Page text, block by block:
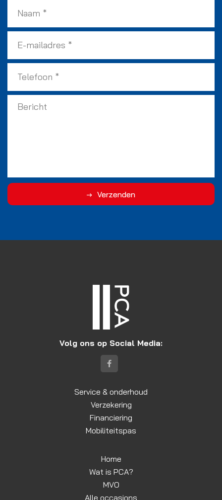
Verzenden
Volg ons op Social Media:
Service & onderhoud
Verzekering
Financiering
Mobiliteitspas
Home
Wat is PCA?
MVO
Alle occasions